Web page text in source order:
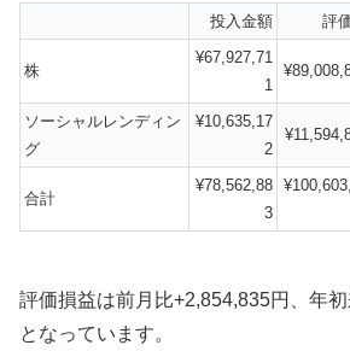
投入金額 評
株
¥67,927,71
1
ソーシャルレンディン
グ
¥10,635,17
2
合計
¥78,562,88
3
評価損益は前月比+2,854,835円、年
となっています。